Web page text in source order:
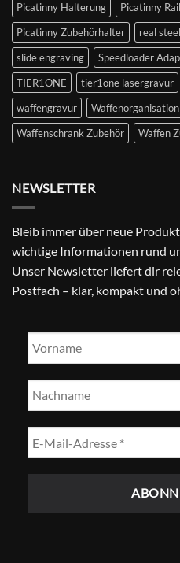
Picatinny Halterung
Picatinny Rail
Picatinny Zubehörhalter
real
slide engraving
Speedloader
TIER1ONE
tier1one lasergravur
waffengravur
Waffenorganisation
Waffenschrank Zubehör
Waffen
NEWSLETTER
Bleib immer über neue
wichtige Informationen rund
Unser Newsletter liefert dir
Postfach – klar, kompakt und